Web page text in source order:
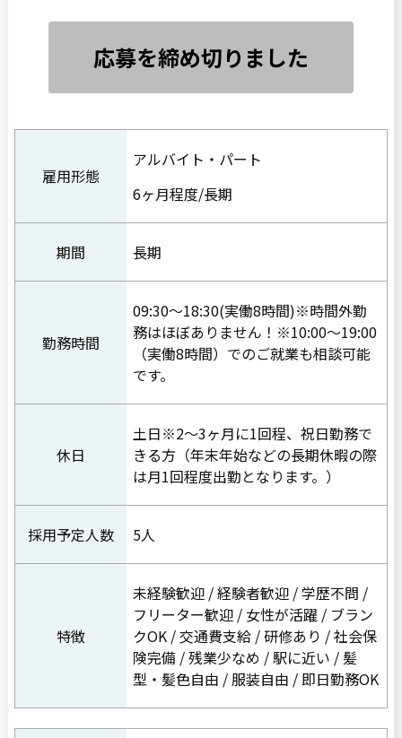
応募を締め切りました
雇用形態
アルバイト・パート
6ヶ月程度/長期
期間 長期
勤務時間
09:30〜18:30(実働8時間)※時間外勤
務はほぼありません！※10:00〜19:00
（実働8時間）でのご就業も相談可能
です。
休日
土日※2〜3ヶ月に1回程、祝日勤務で
きる方（年末年始などの長期休暇の際
は月1回程度出勤となります。）
採用予定人数 5人
特徴
未経験歓迎 / 経験者歓迎 / 学歴不問 /
フリーター歓迎 / 女性が活躍 / ブラン
クOK / 交通費支給 / 研修あり / 社会保
険完備 / 残業少なめ / 駅に近い / 髪
型・髪色自由 / 服装自由 / 即日勤務OK